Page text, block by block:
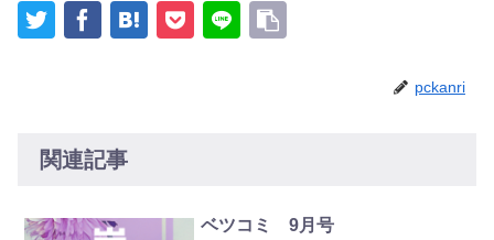
pckanri
関連記事
ベツコミ 9月号